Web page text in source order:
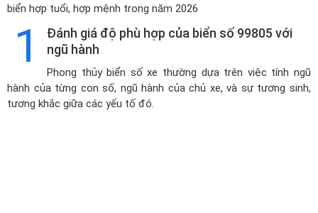
biển hợp tuổi, hợp mệnh trong năm 2026
1
Đánh giá độ phù hợp của biển số 99805 với
ngũ hành
Phong thủy biển số xe thường dựa trên việc tính ngũ
hành của từng con số, ngũ hành của chủ xe, và sự tương sinh,
tương khắc giữa các yếu tố đó.